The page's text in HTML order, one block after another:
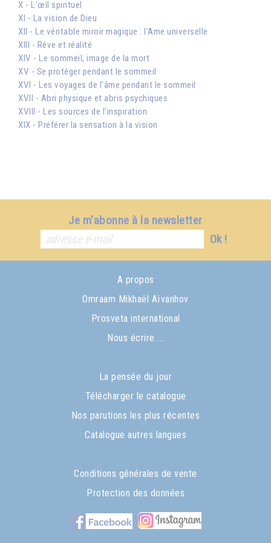
X - L'œil spirituel
XI - La vision de Dieu
XII - Le véritable miroir magique : l'Ame universelle
XIII - Rêve et réalité
XIV - Le sommeil, image de la mort
XV - Se protéger pendant le sommeil
XVI - Les voyages de l'âme pendant le sommeil
XVII - Abri physique et abris psychiques
XVIII - Les sources de l'inspiration
XIX - Préférer la sensation à la vision
Je m'abonne à la newsletter
Ok !
A propos
Omraam Mikhaël Aïvanhov
Prosveta international
Nous écrire ...
La pensée du jour
Télécharger le catalogue
Nos parutions les plus récentes
Catalogue autres langues
Conditions générales de vente
Protection des données